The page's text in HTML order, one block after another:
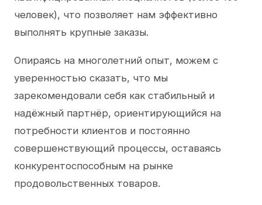
человек), что позволяет нам эффективно
выполнять крупные заказы.
Опираясь на многолетний опыт, можем с
уверенностью сказать, что мы
зарекомендовали себя как стабильный и
надёжный партнёр, ориентирующийся на
потребности клиентов и постоянно
совершенствующий процессы, оставаясь
конкурентоспособным на рынке
продовольственных товаров.